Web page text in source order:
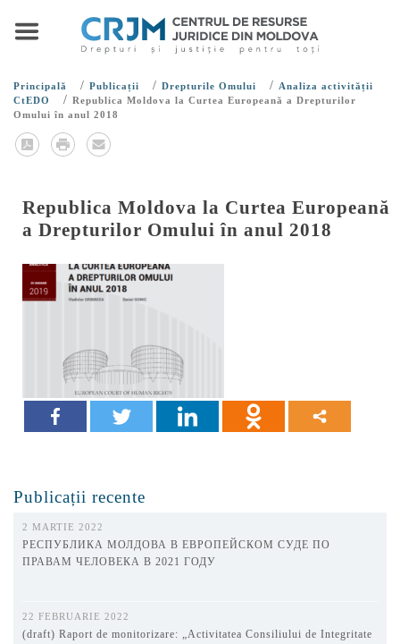
Principală / Publicații / Drepturile Omului / Analiza activității
CtEDO
/ Republica Moldova la Curtea Europeană a Drepturilor
Omului în anul 2018
Republica Moldova la Curtea Europeană
a Drepturilor Omului în anul 2018
Publicații recente
2 MARTIE 2022
РЕСПУБЛИКА МОЛДОВА В ЕВРОПЕЙСКОМ СУДЕ ПО
ПРАВАМ ЧЕЛОВЕКА В 2021 ГОДУ
22 FEBRUARIE 2022
(draft) Raport de monitorizare: „Activitatea Consiliului de Integritate